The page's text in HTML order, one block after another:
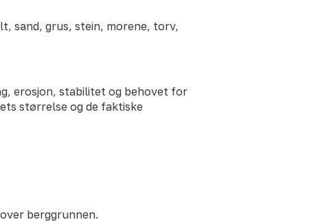
sand, grus, stein, morene, torv,
erosjon, stabilitet og behovet for
størrelse og de faktiske
berggrunnen.